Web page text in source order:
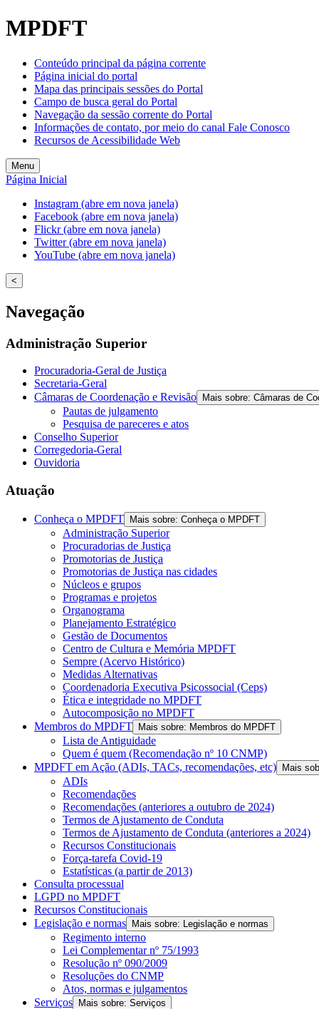
MPDFT
Conteúdo principal da página corrente
Página inicial do portal
Mapa das principais sessões do Portal
Campo de busca geral do Portal
Navegação da sessão corrente do Portal
Informações de contato, por meio do canal Fale Conosco
Recursos de Acessibilidade Web
Menu
Página Inicial
Instagram (abre em nova janela)
Facebook (abre em nova janela)
Flickr (abre em nova janela)
Twitter (abre em nova janela)
YouTube (abre em nova janela)
<
Navegação
Administração Superior
Procuradoria-Geral de Justiça
Secretaria-Geral
Câmaras de Coordenação e Revisão
Mais sobre: Câmaras de
Pautas de julgamento
Pesquisa de pareceres e atos
Conselho Superior
Corregedoria-Geral
Ouvidoria
Atuação
Conheça o MPDFT Mais sobre: Conheça o MPDFT
Administração Superior
Procuradorias de Justiça
Promotorias de Justiça
Promotorias de Justiça nas cidades
Núcleos e grupos
Programas e projetos
Organograma
Planejamento Estratégico
Gestão de Documentos
Centro de Cultura e Memória MPDFT
Sempre (Acervo Histórico)
Medidas Alternativas
Coordenadoria Executiva Psicossocial (Ceps)
Ética e integridade no MPDFT
Autocomposição no MPDFT
Membros do MPDFT
Mais sobre: Membros do MPDFT
Lista de Antiguidade
Quem é quem (Recomendação nº 10 CNMP)
MPDFT em Ação (ADIs, TACs, recomendações, etc)
Mais
ADIs
Recomendações
Recomendações (anteriores a outubro de 2024)
Termos de Ajustamento de Conduta
Termos de Ajustamento de Conduta (anteriores a 2024)
Recursos Constitucionais
Força-tarefa Covid-19
Estatísticas (a partir de 2013)
Consulta processual
LGPD no MPDFT
Recursos Constitucionais
Legislação e normas
Mais sobre: Legislação e normas
Regimento interno
Lei Complementar nº 75/1993
Resolução nº 090/2009
Resoluções do CNMP
Atos, normas e julgamentos
Serviços
Mais sobre: Serviços